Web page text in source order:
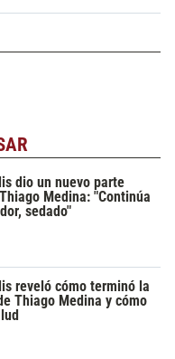
dio un nuevo parte
Medina: "Continúa
sedado"
reveló cómo terminó la
Thiago Medina y cómo